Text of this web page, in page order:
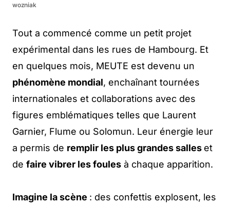
wozniak
Tout a commencé comme un petit projet
expérimental dans les rues de Hambourg. Et
en quelques mois, MEUTE est devenu un
phénomène mondial, enchaînant tournées
internationales et collaborations avec des
figures emblématiques telles que Laurent
Garnier, Flume ou Solomun. Leur énergie leur
a permis de remplir les plus grandes salles et
de faire vibrer les foules à chaque apparition.
Imagine la scène : des confettis explosent, les